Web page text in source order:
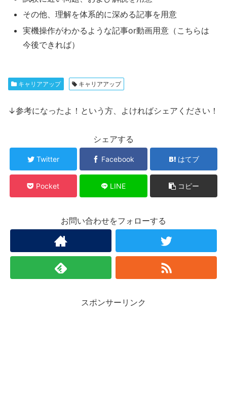
その他、理解を体系的に深める記事を用意
実機操作がわかるような記事or動画用意（こちらは
今後できれば）
キャリアアップ キャリアアップ
↓参考になったよ！という方、よければシェアください！
シェアする
Twitter Facebook はてブ
Pocket LINE コピー
お問い合わせをフォローする
スポンサーリンク